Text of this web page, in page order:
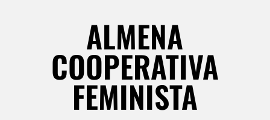
ALMENA
COOPERATIVA
FEMINISTA